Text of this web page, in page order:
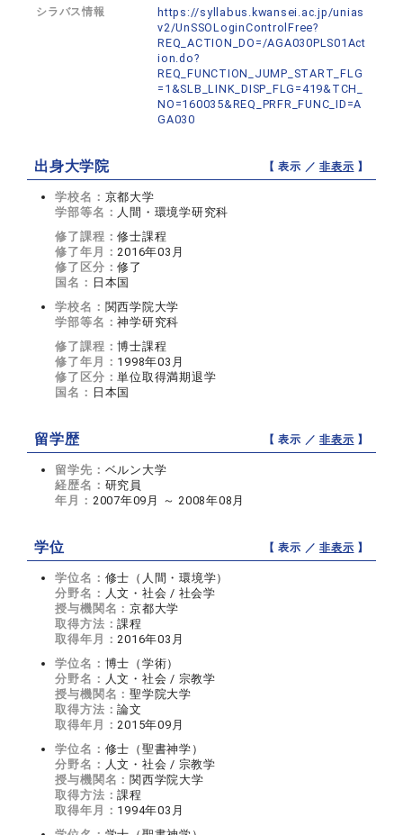
シラバス情報
https://syllabus.kwansei.ac.jp/unias
v2/UnSSOLoginControlFree?
REQ_ACTION_DO=/AGA030PLS01Act
ion.do?
REQ_FUNCTION_JUMP_START_FLG
=1&SLB_LINK_DISP_FLG=419&TCH_
NO=160035&REQ_PRFR_FUNC_ID=A
GA030
出身大学院 【 表示 ／非表示 】
学校名： 京都大学
学部等名： 人間・環境学研究科
修了課程：修士課程
修了年月：2016年03月
修了区分：修了
国名： 日本国
学校名： 関西学院大学
学部等名：神学研究科
修了課程：博士課程
修了年月： 1998年03月
修了区分：単位取得満期退学
国名： 日本国
留学歴 【 表示 ／非表示 】
留学先： ベルン大学
経歴名： 研究員
年月： 2007年09月 ～ 2008年08月
学位 【 表示 ／非表示 】
学位名： 修士（人間・環境学）
分野名： 人文・社会 / 社会学
授与機関名：京都大学
取得方法：課程
取得年月：2016年03月
学位名： 博士（学術）
分野名： 人文・社会 / 宗教学
授与機関名：聖学院大学
取得方法：論文
取得年月：2015年09月
学位名： 修士（聖書神学）
分野名： 人文・社会 / 宗教学
授与機関名： 関西学院大学
取得方法：課程
取得年月： 1994年03月